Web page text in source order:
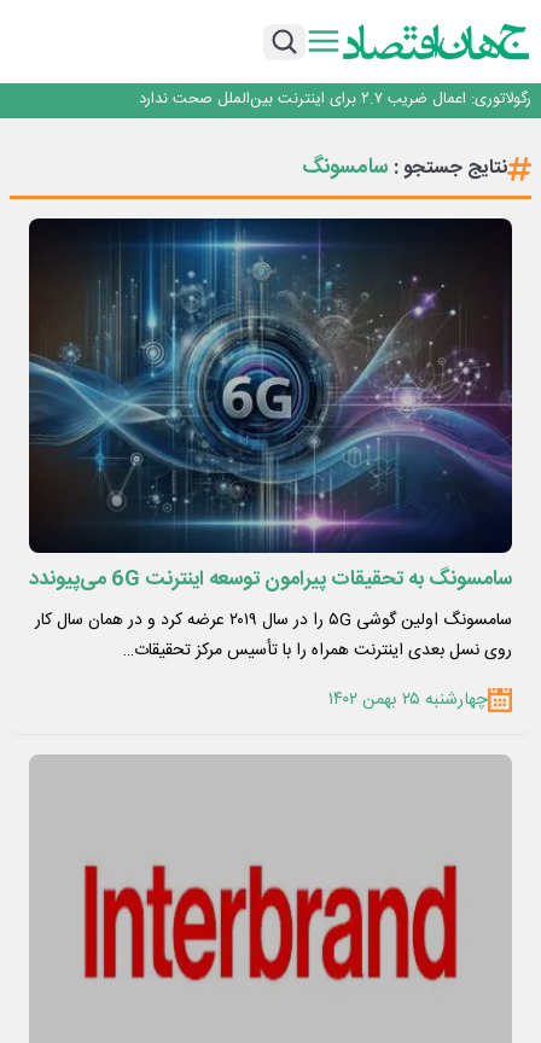
یک اشتباه کلاد، تمام اطلاعات کاربر را به باد داد
رگولاتوری: اعمال ضریب ۲.۷ برای اینترنت بین‌الملل صحت ندارد
با تقاضای برق ناپایدار هوش مصنوعی خودزنی می‌کند
یک اشتباه کلاد، تمام اطلاعات کاربر را به باد داد
نتایج جستجو : سامسونگ
سامسونگ به تحقیقات پیرامون توسعه اینترنت 6G می‌پیوندد
سامسونگ اولین گوشی ۵G را در سال ۲۰۱۹ عرضه کرد و در همان سال کار
روی نسل بعدی اینترنت همراه را با تأسیس مرکز تحقیقات…
چهارشنبه ۲۵ بهمن ۱۴۰۲